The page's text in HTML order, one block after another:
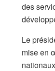
des
Le
mise en